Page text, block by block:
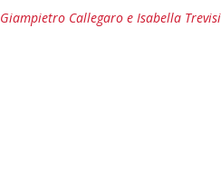
Giampietro Callegaro e Isabella Trevisi